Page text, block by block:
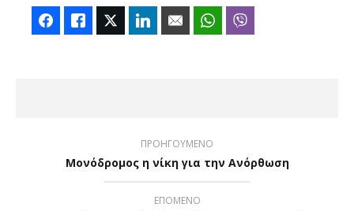
FacebookLike Twitter LinkedIn Email WhatsApp
ΠΡΟΗΓΟΥΜΕΝΟ
Μονόδρομος η νίκη για την Ανόρθωση
ΕΠΟΜΕΝΟ